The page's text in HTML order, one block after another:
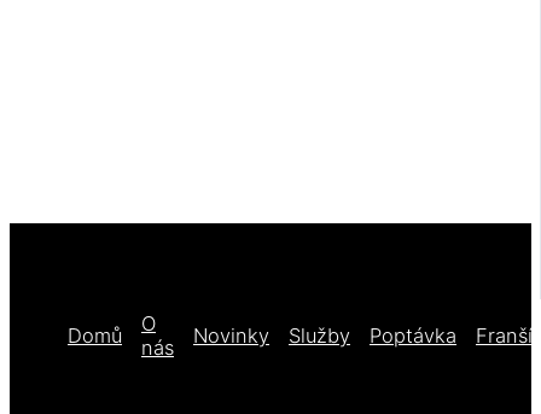
Domů
O
nás
Novinky Služby Poptávka